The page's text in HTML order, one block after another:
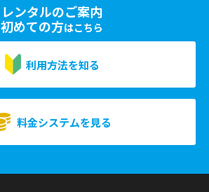
レンタルのご案内
初めての方はこちら
利用方法を知る
料金システムを見る